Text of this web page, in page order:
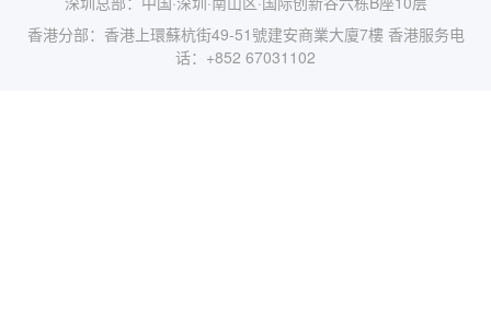
香港分部：香港上環蘇杭街49-51號建安商業大廈7樓 香港服务电
话：+852 67031102